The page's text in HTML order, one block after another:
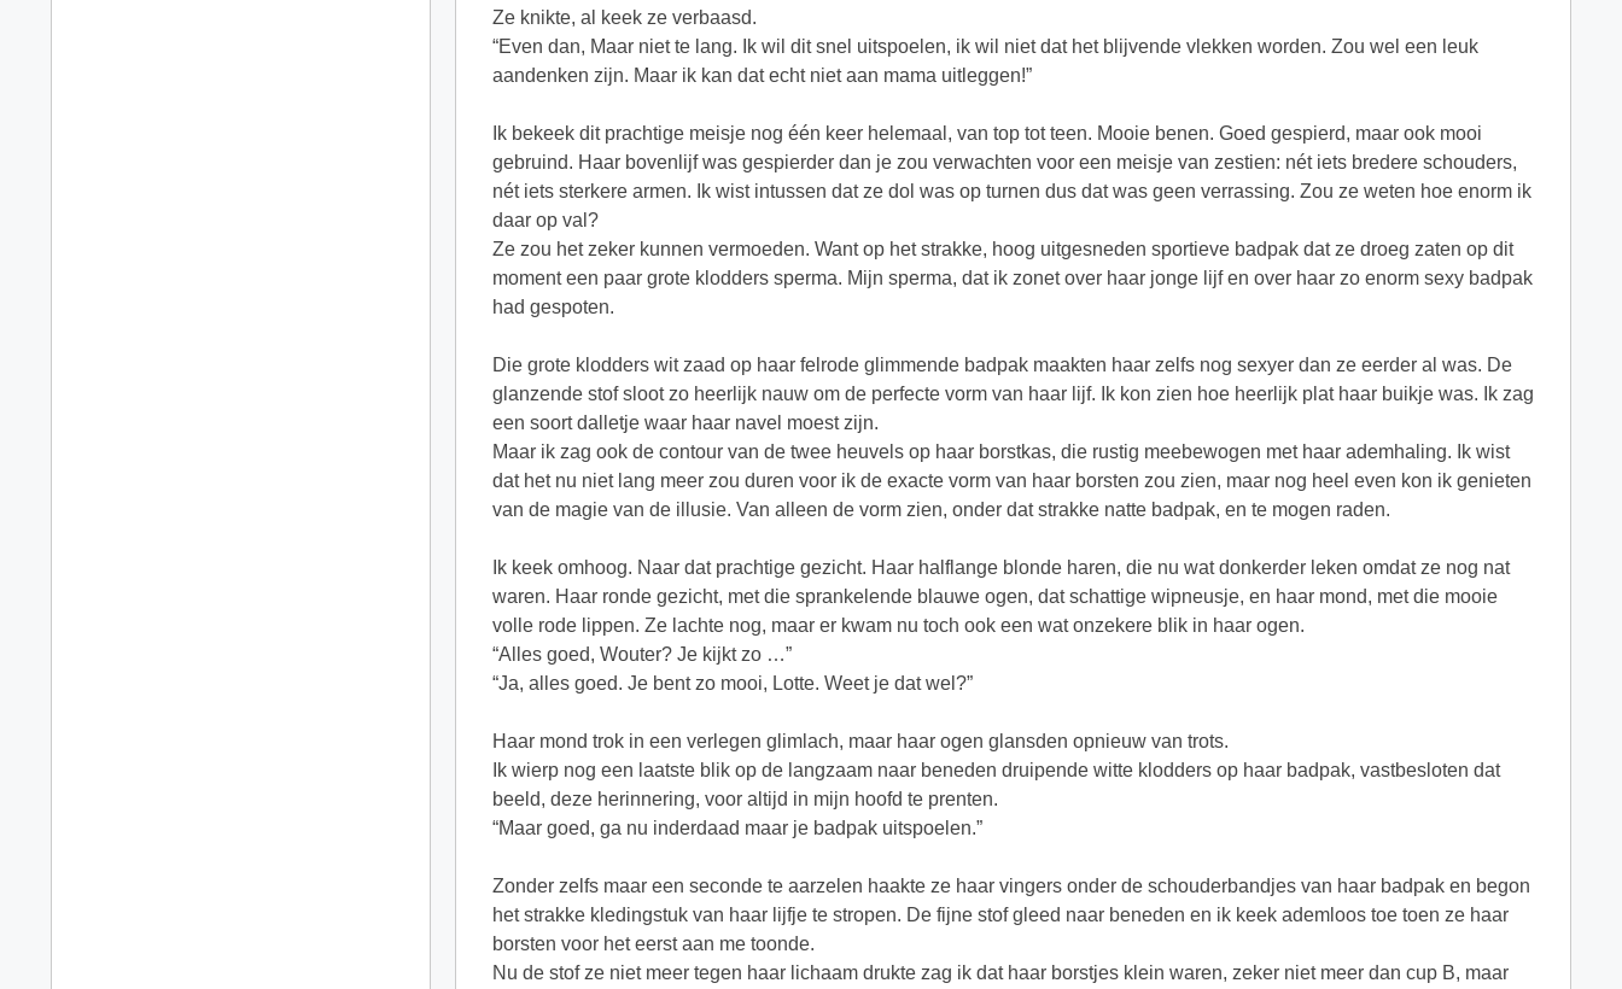
Ze knikte, al keek ze verbaasd.
“Even dan, Maar niet te lang. Ik wil dit snel uitspoelen, ik wil niet dat het blijvende vlekken worden. Zou wel een leuk
aandenken zijn. Maar ik kan dat echt niet aan mama uitleggen!”
Ik bekeek dit prachtige meisje nog één keer helemaal, van top tot teen. Mooie benen. Goed gespierd, maar ook mooi
gebruind. Haar bovenlijf was gespierder dan je zou verwachten voor een meisje van zestien: nét iets bredere schouders,
nét iets sterkere armen. Ik wist intussen dat ze dol was op turnen dus dat was geen verrassing. Zou ze weten hoe enorm ik
daar op val?
Ze zou het zeker kunnen vermoeden. Want op het strakke, hoog uitgesneden sportieve badpak dat ze droeg zaten op dit
moment een paar grote klodders sperma. Mijn sperma, dat ik zonet over haar jonge lijf en over haar zo enorm sexy badpak
had gespoten.
Die grote klodders wit zaad op haar felrode glimmende badpak maakten haar zelfs nog sexyer dan ze eerder al was. De
glanzende stof sloot zo heerlijk nauw om de perfecte vorm van haar lijf. Ik kon zien hoe heerlijk plat haar buikje was. Ik zag
een soort dalletje waar haar navel moest zijn.
Maar ik zag ook de contour van de twee heuvels op haar borstkas, die rustig meebewogen met haar ademhaling. Ik wist
dat het nu niet lang meer zou duren voor ik de exacte vorm van haar borsten zou zien, maar nog heel even kon ik genieten
van de magie van de illusie. Van alleen de vorm zien, onder dat strakke natte badpak, en te mogen raden.
Ik keek omhoog. Naar dat prachtige gezicht. Haar halflange blonde haren, die nu wat donkerder leken omdat ze nog nat
waren. Haar ronde gezicht, met die sprankelende blauwe ogen, dat schattige wipneusje, en haar mond, met die mooie
volle rode lippen. Ze lachte nog, maar er kwam nu toch ook een wat onzekere blik in haar ogen.
“Alles goed, Wouter? Je kijkt zo …”
“Ja, alles goed. Je bent zo mooi, Lotte. Weet je dat wel?”
Haar mond trok in een verlegen glimlach, maar haar ogen glansden opnieuw van trots.
Ik wierp nog een laatste blik op de langzaam naar beneden druipende witte klodders op haar badpak, vastbesloten dat
beeld, deze herinnering, voor altijd in mijn hoofd te prenten.
“Maar goed, ga nu inderdaad maar je badpak uitspoelen.”
Zonder zelfs maar een seconde te aarzelen haakte ze haar vingers onder de schouderbandjes van haar badpak en begon
het strakke kledingstuk van haar lijfje te stropen. De fijne stof gleed naar beneden en ik keek ademloos toe toen ze haar
borsten voor het eerst aan me toonde.
Nu de stof ze niet meer tegen haar lichaam drukte zag ik dat haar borstjes klein waren, zeker niet meer dan cup B, maar